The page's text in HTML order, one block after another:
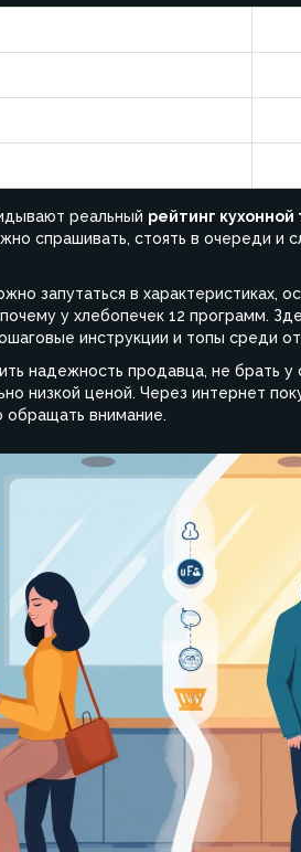
реальный рейтинг
спрашивать, стоять в очереди и
запутаться в характеристиках,
у хлебопечек 12 программ.
инструкции и топы среди
надежность продавца, не брать
низкой ценой. Через интернет
обращать внимание.